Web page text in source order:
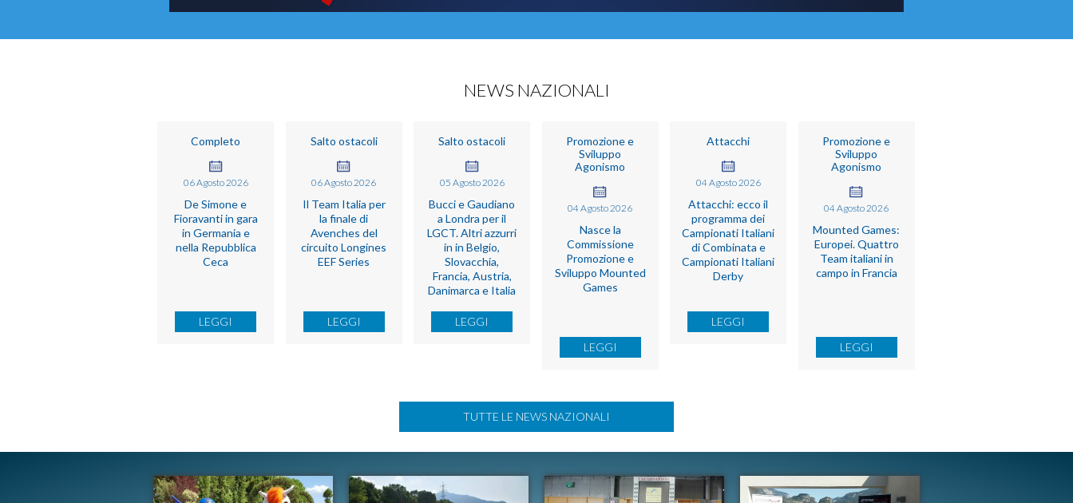
NEWS NAZIONALI
Completo
06Agosto2026
De Simone e
Fioravanti in gara
in Germania e
nella Repubblica
Ceca
LEGGI
Salto ostacoli
06Agosto2026
Il Team Italia per
la finale di
Avenches del
circuito Longines
EEF Series
LEGGI
Salto ostacoli
05 Agosto2026
Bucci e Gaudiano
a Londra per il
LGCT. Altri azzurri
in in Belgio,
Slovacchia,
Francia, Austria,
Danimarca e Italia
LEGGI
Promozione e
Sviluppo
Agonismo
04Agosto2026
Nasce la
Commissione
Promozione e
Sviluppo Mounted
Games
LEGGI
Attacchi
04Agosto2026
Attacchi: ecco il
programma dei
Campionati Italiani
di Combinata e
Campionati Italiani
Derby
LEGGI
Promozione e
Sviluppo
Agonismo
04Agosto2026
Mounted Games:
Europei. Quattro
Team italiani in
campo in Francia
LEGGI
TUTTE LE NEWS NAZIONALI